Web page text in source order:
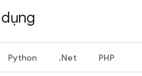
Python .Net PHP